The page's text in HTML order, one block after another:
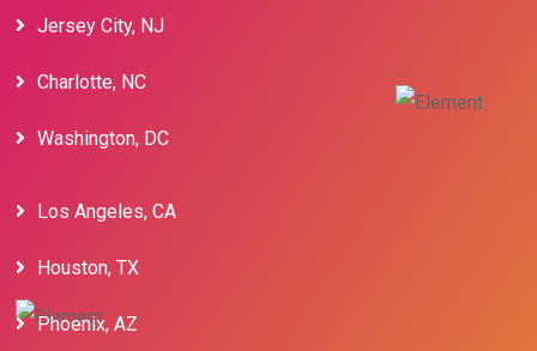
Jersey City, NJ
Charlotte, NC
Washington, DC
Los Angeles, CA
Houston, TX
Phoenix, AZ